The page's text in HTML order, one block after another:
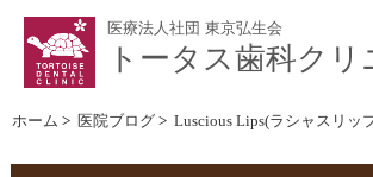
医療法人社団 東京弘生会
トータス歯科クリ
ホーム > 医院ブログ > Luscious Lips(ラシャスリッ